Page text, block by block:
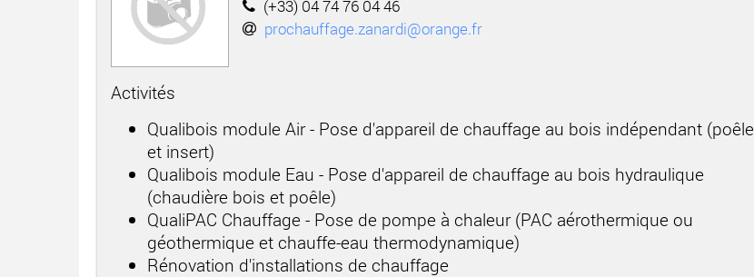
(+33) 04 74 76 04 46
prochauffage.zanardi@orange.fr
Activités
Qualibois module Air - Pose d'appareil de chauffage au bois indépendant (poêle
et insert)
Qualibois module Eau - Pose d'appareil de chauffage au bois hydraulique
(chaudière bois et poêle)
QualiPAC Chauffage - Pose de pompe à chaleur (PAC aérothermique ou
géothermique et chauffe-eau thermodynamique)
Rénovation d'installations de chauffage